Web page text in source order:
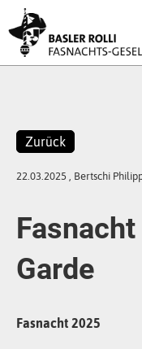
Zurück
22.03.2025 , Bertschi
Garde
Fasnacht 2025